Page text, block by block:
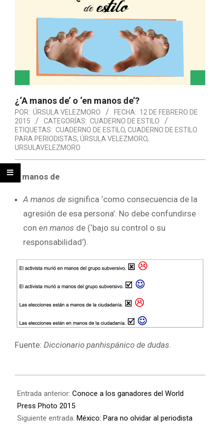
¿‘A manos de’ o ‘en manos de’?
POR: ÚRSULA VELEZMORO FECHA: 12 DE FEBRERO DE
2015
CATEGORÍAS: CUADERNO DE ESTILO
ETIQUETAS: CUADERNO DE ESTILO, CUADERNO DE ESTILO
PARA PERIODISTAS, ÚRSULA VELEZMORO,
URSULAVELEZMORO
A manos de
A manos de significa ‘como consecuencia de la
agresión de esa persona’. No debe confundirse
con en manos de (‘bajo su control o su
responsabilidad’).
Fuente: Diccionario panhispánico de dudas.
Entrada anterior: Conoce a los ganadores del World
Press Photo 2015
Siguiente entrada: México: Para no olvidar al periodista